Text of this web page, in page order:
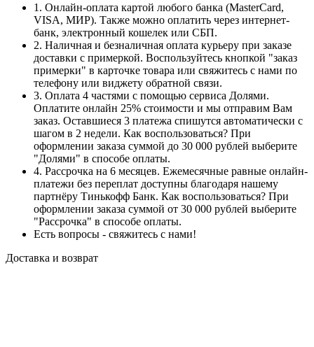
1. Онлайн-оплата картой любого банка (MasterCard,
VISA, МИР). Также можно оплатить через интернет-
банк, электронный кошелек или СБП.
2. Наличная и безналичная оплата курьеру при заказе
доставки с примеркой. Воспользуйтесь кнопкой "заказ
примерки" в карточке товара или свяжитесь с нами по
телефону или виджету обратной связи.
3. Оплата 4 частями с помощью сервиса Долями.
Оплатите онлайн 25% стоимости и мы отправим Вам
заказ. Оставшиеся 3 платежа спишутся автоматически с
шагом в 2 недели. Как воспользоваться? При
оформлении заказа суммой до 30 000 рублей выберите
"Долями" в способе оплаты.
4. Рассрочка на 6 месяцев. Ежемесячные равные онлайн-
платежи без переплат доступны благодаря нашему
партнёру Тинькофф Банк. Как воспользоваться? При
оформлении заказа суммой от 30 000 рублей выберите
"Рассрочка" в способе оплаты.
Есть вопросы - свяжитесь с нами!
Доставка и возврат